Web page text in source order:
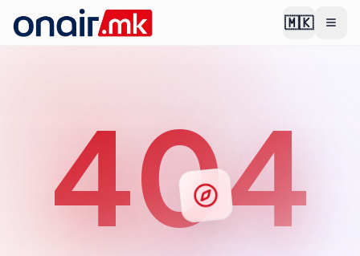
🇲🇰
404